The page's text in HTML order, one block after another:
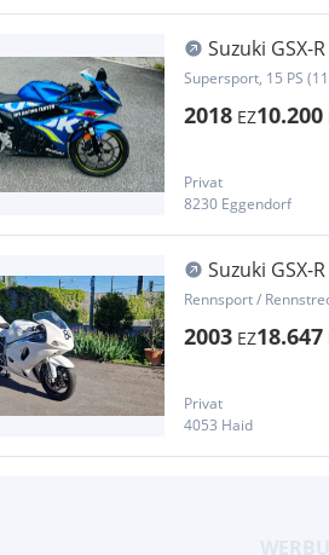
Suzuki GSX-
Supersport, 15 PS
2018 EZ10.200
Privat
8230 Eggendorf
Suzuki GSX-
Rennsport /
2003 EZ18.647
Privat
4053 Haid